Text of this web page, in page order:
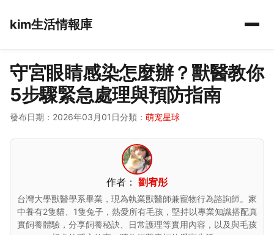
kim生活情報庫
守宮眼睛感染怎麼辦？獸醫教你
5步驟緊急處理與預防指南
發布日期：2026年03月01日分類： 萌宠星球
作者： 劉宥彤
台灣大學獸醫學系畢業，現為執業獸醫師兼寵物行為諮詢師。家
中養有2隻貓、1隻兔子，熱愛所有毛孩，堅持以專業知識搭配真
實飼養體驗，分享飼養秘訣、日常護理等實用內容，以及與毛孩